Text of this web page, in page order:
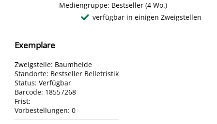
Mediengruppe: Bestseller (4 Wo.)
verfügbar in einigen Zweigstellen
Exemplare
Zweigstelle: Baumheide
Standorte: Bestseller Belletristik
Status: Verfügbar
Barcode: 18557268
Frist:
Vorbestellungen: 0